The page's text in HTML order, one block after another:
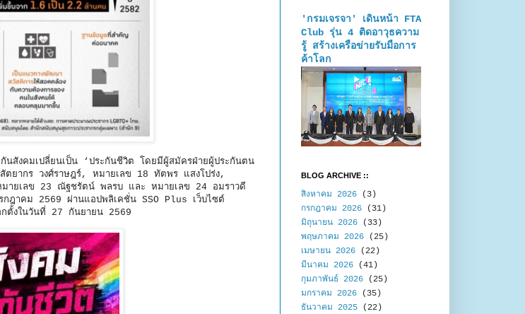
นสังคมเปลี่ยนเป็น ‘ประกันชีวิต โดยมีผู้สมัครฝ่ายผู้ประกันตน
ยากร วงศ์ราษฎร์, หมายเลข 18 ทัตพร แสงโปร่ง,
ยเลข 23 ณัฐชรัตน์ พลรบ และ หมายเลข 24 อมราวดี
ฎาคม 2569 ผ่านแอปพลิเคชั่น SSO Plus เว็บไซต์
กตั้งในวันที่ 27 กันยายน 2569
'กรมเจรจา' เดินหน้า FTA
Club รุ่น 4 ติดอาวุธความ
รู้ สร้างเครือข่ายรับมือการ
ค้าโลก
BLOG ARCHIVE ::
สิงหาคม 2026 (3)
กรกฎาคม 2026 (31)
มิถุนายน 2026 (33)
พฤษภาคม 2026 (25)
เมษายน 2026 (22)
มีนาคม 2026 (41)
กุมภาพันธ์ 2026 (25)
มกราคม 2026 (35)
ธันวาคม 2025 (22)